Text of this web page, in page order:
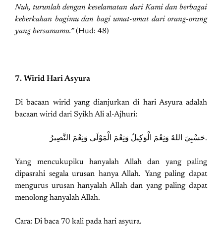
Nuh, turunlah dengan keselamatan dari Kami dan berbagai
keberkahan bagimu dan bagi umat-umat dari orang-orang
yang bersamamu.”(Hud: 48)
7. Wirid Hari Asyura
Di bacaan wirid yang dianjurkan di hari Asyura adalah
bacaan wirid dari Syikh Ali al-Ajhuri:
حَسْبِيَ اللهُ وَنِعْمَ الْوَكِيلُ وَنِعْمَ الْمَوْلَى وَنِعْمَ النَّصِيرُ.
Yang mencukupiku hanyalah Allah dan yang paling
dipasrahi segala urusan hanya Allah. Yang paling dapat
mengurus urusan hanyalah Allah dan yang paling dapat
menolong hanyalah Allah.
Cara: Di baca 70 kali pada hari asyura.